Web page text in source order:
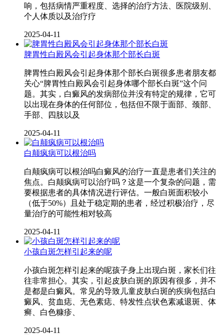
响，包括病情严重程度、选择的治疗方法、医院级别、
个人体质以及治疗疗
2025-04-11
脾胃性白殿风会引起身体那个部长白斑
脾胃性白殿风会引起身体那个部长白斑很多患者朋友都
关心“脾胃性白殿风会引起身体哪个部长白斑”这个问
题。其实，白癜风的发病部位并没有特定的规律，它可
以出现在身体的任何部位，包括但不限于面部、颈部、
手部、四肢以及
2025-04-11
白颠疯病可以根治吗
白颠疯病可以根治吗白癜风的治疗一直是患者们关注的
焦点。白颠疯病可以治疗吗？这是一个复杂的问题，需
要根据患者的具体情况进行评估。一般白斑面积较小
（低于50%）且处于稳定期的患者，经过积极治疗，尽
量治疗的可能性相对较高
2025-04-11
小孩白斑怎样引起来的呢
小孩白斑怎样引起来的呢孩子身上出现白斑，家长们往
往非常担心。其实，引起皮肤白斑的原因有很多，并不
是都是白癜风。常见的导致儿童皮肤白斑的疾病包括白
癜风、贫血痣、无色素痣、特发性点状色素减退斑、体
癣、白色糠疹、
2025-04-11